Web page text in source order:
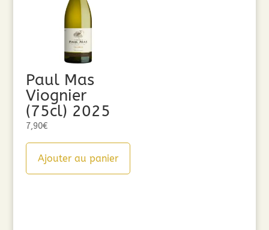
Paul Mas
Viognier
(75cl) 2025
7,90€
Ajouter au panier